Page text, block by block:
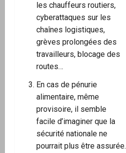
les chauffeurs routiers,
cyberattaques sur les
chaînes logistiques,
grèves prolongées des
travailleurs, blocage des
routes…
En cas de pénurie
alimentaire, même
provisoire, il semble
facile d’imaginer que la
sécurité nationale ne
pourrait plus être assurée.